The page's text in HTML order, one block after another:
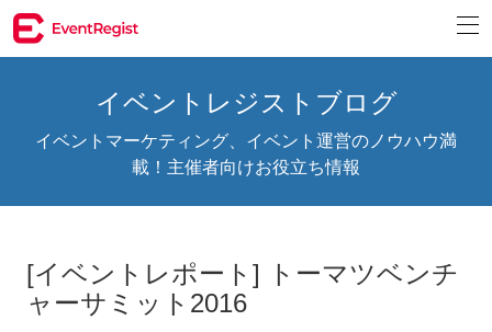
イベントレジストブログ
イベントマーケティング、イベント運営のノウハウ満
載！主催者向けお役立ち情報
[イベントレポート] トーマツベンチ
ャーサミット2016